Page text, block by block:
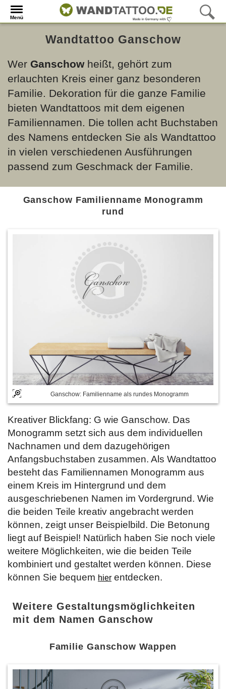
Menü
Wandtattoo Ganschow
Wer Ganschowheißt, gehört zum
erlauchten Kreis einer ganz besonderen
Familie. Dekoration für die ganze Familie
bieten Wandtattoos mit dem eigenen
Familiennamen. Die tollen acht Buchstaben
des Namens entdecken Sie als Wandtattoo
in vielen verschiedenen Ausführungen
passend zum Geschmack der Familie.
Ganschow Familienname Monogramm
rund
Ganschow: Familienname als rundes Monogramm
Kreativer Blickfang: G wie Ganschow. Das
Monogramm setzt sich aus dem individuellen
Nachnamen und dem dazugehörigen
Anfangsbuchstaben zusammen. Als Wandtattoo
besteht das Familiennamen Monogramm aus
einem Kreis im Hintergrund und dem
ausgeschriebenen Namen im Vordergrund. Wie
die beiden Teile kreativ angebracht werden
können, zeigt unser Beispielbild. Die Betonung
liegt auf Beispiel! Natürlich haben Sie noch viele
weitere Möglichkeiten, wie die beiden Teile
kombiniert und gestaltet werden können. Diese
können Sie bequem hier entdecken.
Weitere Gestaltungsmöglichkeiten
mit dem Namen Ganschow
Familie Ganschow Wappen